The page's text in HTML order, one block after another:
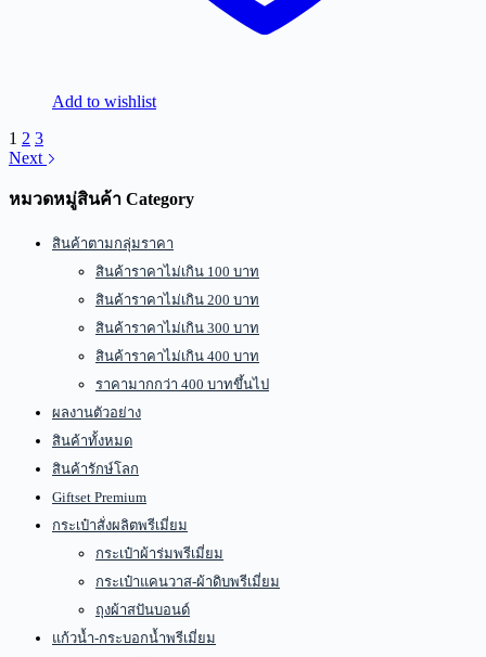
Add to wishlist
1 2 3
Next
หมวดหมู่สินค้า Category
สินค้าตามกลุ่มราคา
สินค้าราคาไม่เกิน 100 บาท
สินค้าราคาไม่เกิน 200 บาท
สินค้าราคาไม่เกิน 300 บาท
สินค้าราคาไม่เกิน 400 บาท
ราคามากกว่า 400 บาทขึ้นไป
ผลงานตัวอย่าง
สินค้าทั้งหมด
สินค้ารักษ์โลก
Giftset Premium
กระเป๋าสั่งผลิตพรีเมี่ยม
กระเป๋าผ้าร่มพรีเมี่ยม
กระเป๋าแคนวาส-ผ้าดิบพรีเมี่ยม
ถุงผ้าสปันบอนด์
แก้วน้ำ-กระบอกน้ำพรีเมี่ยม